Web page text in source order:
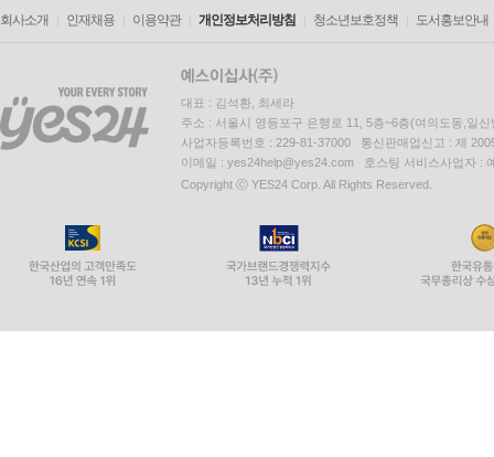
회사소개 인재채용 이용약관 개인정보처리방침 청소년보호정책 도서홍보안내
대표 : 김석환, 최세라
주소 : 서울시 영등포구 은행로 11, 5층~6층(여의도동,일신
사업자등록번호 : 229-81-37000 통신판매업신고 : 제
이메일 : yes24help@yes24.com 호스팅 서비스사업자 :
Copyright ⓒ YES24 Corp. All Rights Reserved.